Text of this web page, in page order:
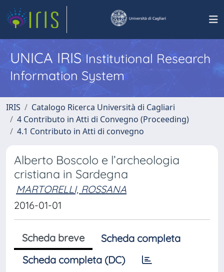
UNICA IRISInstitutional Research
Information System
IRIS
Catalogo Ricerca Università di Cagliari
4 Contributo in Atti di Convegno (Proceeding)
4.1 Contributo in Atti di convegno
Alberto Boscolo e l’archeologia
cristiana in Sardegna
MARTORELLI, ROSSANA
2016-01-01
Scheda breve
Scheda completa
Scheda completa (DC)